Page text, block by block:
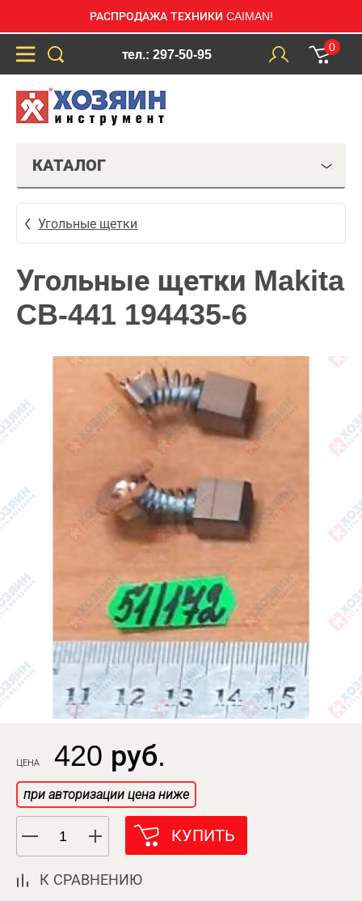
РАСПРОДАЖА ТЕХНИКИ CAIMAN!
тел.: 297-50-95
0
КАТАЛОГ
Угольные щетки
Угольные щетки Makita
CB-441 194435-6
ЦЕНА 420 руб.
при авторизации цена ниже
КУПИТЬ
К СРАВНЕНИЮ